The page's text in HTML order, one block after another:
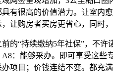
有很高的价值潜力。让室内
让购房者买房更省心，同时
“持续缴纳5年社保”，不许
：能够采办。即可享受这些
项目；价钱连结不变。都充满